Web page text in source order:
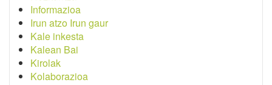
Informazioa
Irun atzo Irun gaur
Kale inkesta
Kalean Bai
Kirolak
Kolaborazioa